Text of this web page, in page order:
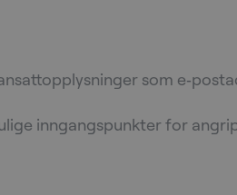
som
inngangspunkter for